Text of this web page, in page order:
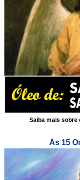
Saiba mais sobre
As 15